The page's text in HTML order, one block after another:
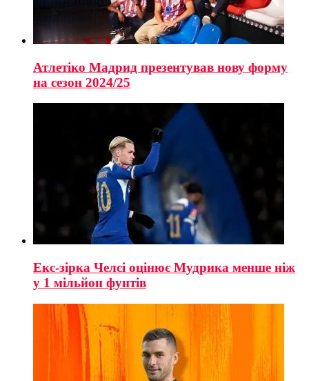
Атлетіко Мадрид презентував нову форму
на сезон 2024/25
Екс-зірка Челсі оцінює Мудрика менше ніж
у 1 мільйон фунтів